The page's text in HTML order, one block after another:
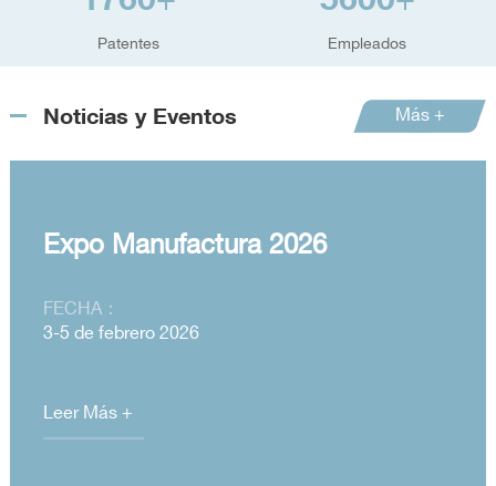
Patentes Empleados
Noticias y Eventos Más +
Expo Manufactura 2026
FECHA：
3-5 de febrero 2026
Leer Más +